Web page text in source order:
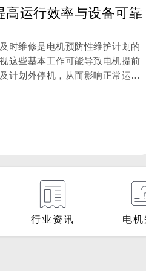
高运行效率与设备可靠
时维修是电机预防性维护计划的
这些基本工作可能导致电机提前
计划外停机，从而影响正常运行
行业资讯 电